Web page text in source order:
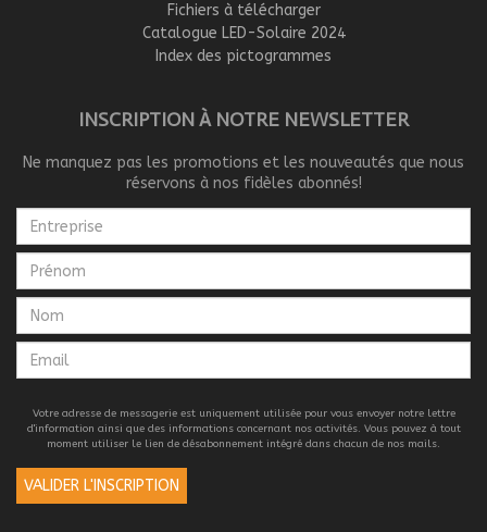
Fichiers à télécharger
Catalogue LED-Solaire 2024
Index des pictogrammes
INSCRIPTION À NOTRE NEWSLETTER
Ne manquez pas les promotions et les nouveautés que nous
réservons à nos fidèles abonnés!
Votre adresse de messagerie est uniquement utilisée pour vous envoyer notre lettre
d'information ainsi que des informations concernant nos activités. Vous pouvez à tout
moment utiliser le lien de désabonnement intégré dans chacun de nos mails.